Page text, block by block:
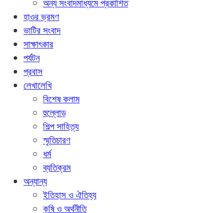
অন্য সংবাদমাধ্যমে প্রকাশিত
হাওর ভ্রমণ
ভাটির সংবাদ
সাক্ষাৎকার
পর্যটন
প্রবাস
লেখালেখি
বিশেষ কলাম
হুল্লোড়
শিল্প সাহিত্য
স্মৃতিচারণ
ধর্ম
ব্যতিক্রম
অন্যান্য
ইতিহাস ও ঐতিহ্য
কৃষি ও অর্থনীতি